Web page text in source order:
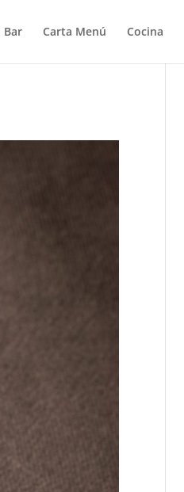
Bar Carta Menú Cocina